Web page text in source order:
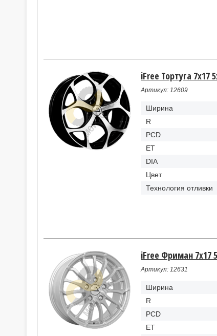
iFree Тортуга 7x17
Артикул: 12609
Ширина
R
PCD
ET
DIA
Цвет
Технология отливки
iFree Фриман 7x17
Артикул: 12631
Ширина
R
PCD
ET